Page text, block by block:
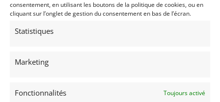
consentement, en utilisant les boutons de la politique de cookies, ou en
cliquant sur l’onglet de gestion du consentement en bas de l’écran.
Statistiques
Marketing
Fonctionnalités Toujours activé
2 447 vues